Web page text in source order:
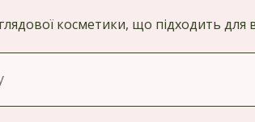
косметики, що підходить